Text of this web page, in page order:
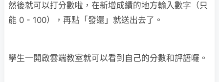
然後就可以打分數啦，在新增成績的地方輸入數字（只
能 0 - 100），再點「發還」就送出去了。
學生一開啟雲端教室就可以看到自己的分數和評語囉。